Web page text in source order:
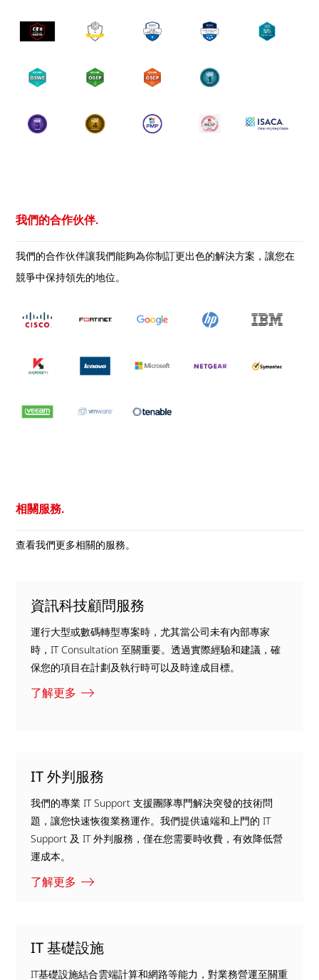
我們的合作伙伴.
我們的合作伙伴讓我們能夠為你制訂更出色的解決方案，讓您在
競爭中保持領先的地位。
相關服務.
查看我們更多相關的服務。
資訊科技顧問服務
運行大型或數碼轉型專案時，尤其當公司未有內部專家
時，IT Consultation 至關重要。透過實際經驗和建議，確
保您的項目在計劃及執行時可以及時達成目標。
了解更多
IT 外判服務
我們的專業 IT Support 支援團隊專門解決突發的技術問
題，讓您快速恢復業務運作。我們提供遠端和上門的 IT
Support 及 IT 外判服務，僅在您需要時收費，有效降低營
運成本。
了解更多
IT 基礎設施
IT基礎設施結合雲端計算和網路等能力，對業務營運至關重